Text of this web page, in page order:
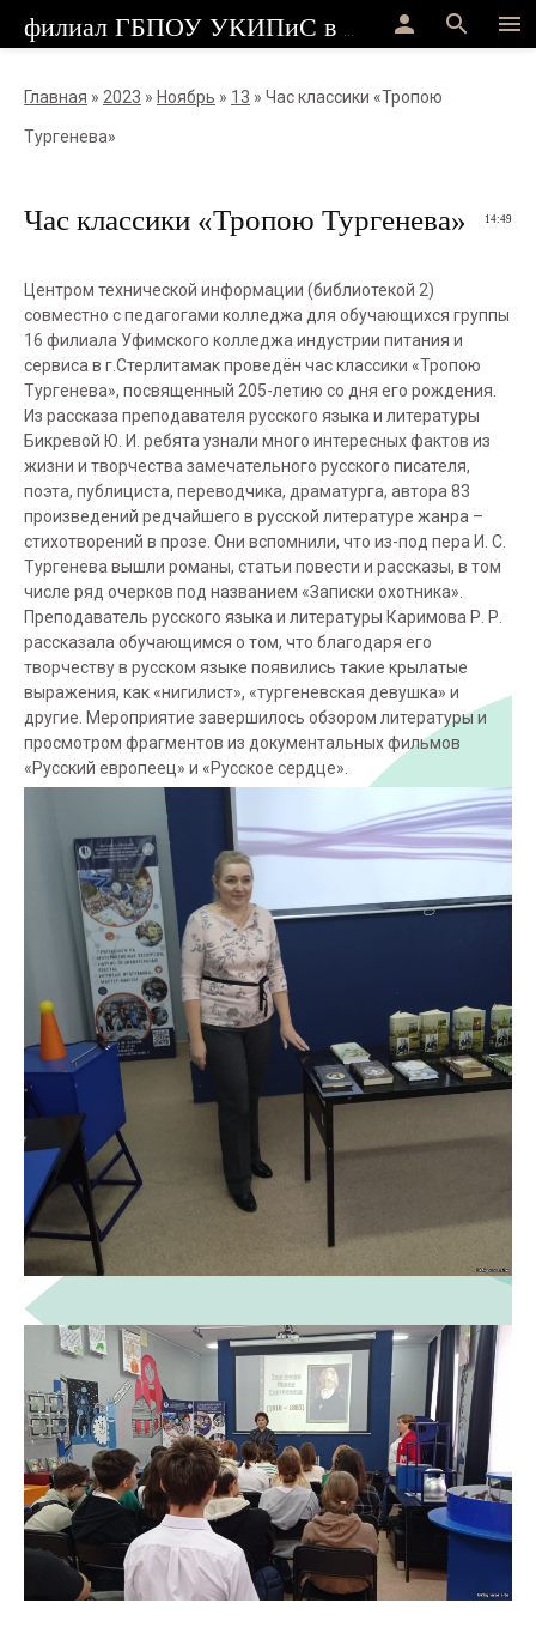
menu
search
person
Главная » 2023 » Ноябрь » 13 » Час классики «Тропою
Тургенева»
14:49
Час классики «Тропою Тургенева»
Центром технической информации (библиотекой 2)
совместно с педагогами колледжа для обучающихся группы
16 филиала Уфимского колледжа индустрии питания и
сервиса в г.Стерлитамак проведён час классики «Тропою
Тургенева», посвященный 205-летию со дня его рождения.
Из рассказа преподавателя русского языка и литературы
Бикревой Ю. И. ребята узнали много интересных фактов из
жизни и творчества замечательного русского писателя,
поэта, публициста, переводчика, драматурга, автора 83
произведений редчайшего в русской литературе жанра –
стихотворений в прозе. Они вспомнили, что из-под пера И. С.
Тургенева вышли романы, статьи повести и рассказы, в том
числе ряд очерков под названием «Записки охотника».
Преподаватель русского языка и литературы Каримова Р. Р.
рассказала обучающимся о том, что благодаря его
творчеству в русском языке появились такие крылатые
выражения, как «нигилист», «тургеневская девушка» и
другие. Мероприятие завершилось обзором литературы и
просмотром фрагментов из документальных фильмов
«Русский европеец» и «Русское сердце».